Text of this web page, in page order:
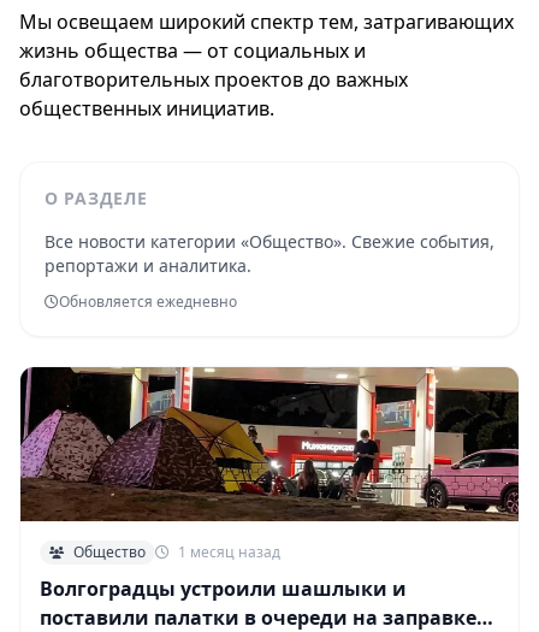
Мы освещаем широкий спектр тем, затрагивающих
жизнь общества — от социальных и
благотворительных проектов до важных
общественных инициатив.
О РАЗДЕЛЕ
Все новости категории «Общество». Свежие события,
репортажи и аналитика.
Обновляется ежедневно
Общество 1 месяц назад
Волгоградцы устроили шашлыки и
поставили палатки в очереди на заправке